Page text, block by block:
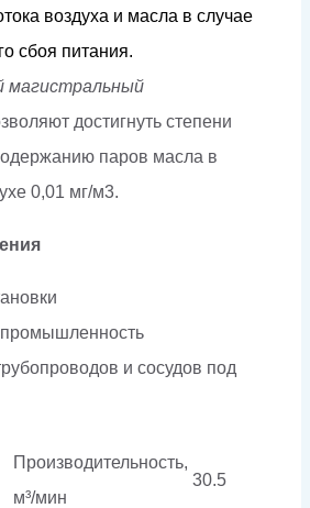
тока воздуха и масла в случае
го сбоя питания.
магистральный
достигнуть степени
паров масла в
0,01 мг/м3.
и сосудов под
Производительность,
м³/мин
30.5